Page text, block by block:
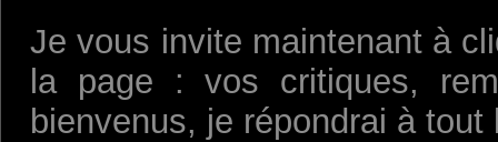
Je vous invite maintenant à
la page : vos critiques,
bienvenus, je répondrai à